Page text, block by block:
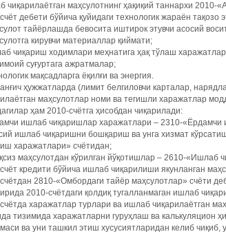
чиқарилаётган маҳсулотнинг ҳақиқий таннархи
дебети бўйича қуйидаги технологик жараён
тайёрлашда бевосита иштирок этувчи асосий
кирувчи материаллар қиймати;
чиқариш ходимлари меҳнатига ҳақ тўлаш
суғуртага ажратмалар;
мақсадларга ёқилғи ва энергия.
ҳужжатларда (лимит белгиловчи карталар,
маҳсулотлар номи ва тегишли харажатлар
ҳам 2010-счётга ҳисобдан чиқарилади:
ишлаб чиқаришлар харажатлари – 2310-«Ёрдамчи
ишлаб чиқаришни бошқариш ва унга хизмат
харажатлари» счётидан;
маҳсулотдан кўрилган йўқотишлар – 2610-«Ишлаб
кредити бўйича ишлаб чиқарилиши якунланган
2810-«Омбордаги тайёр маҳсулотлар» счёти
2010-счётдаги қолдиқ тугалланмаган ишлаб
харажатлар турлари ва ишлаб чиқарилаётган
тизимида харажатларни гуруҳлаш ва калькуляцион
ва уни ташкил этиш хусусиятларидан келиб